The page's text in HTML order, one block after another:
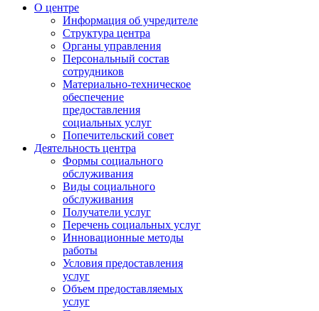
О центре
Информация об учредителе
Структура центра
Органы управления
Персональный состав
сотрудников
Материально-техническое
обеспечение
предоставления
социальных услуг
Попечительский совет
Деятельность центра
Формы социального
обслуживания
Виды социального
обслуживания
Получатели услуг
Перечень социальных услуг
Инновационные методы
работы
Условия предоставления
услуг
Объем предоставляемых
услуг